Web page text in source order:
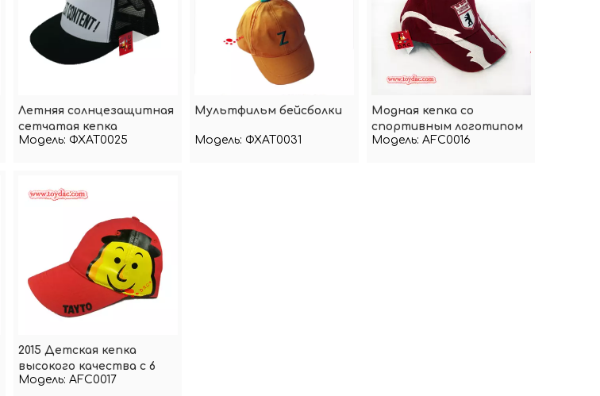
Летняя солнцезащитная
сетчатая кепка
Модель: ФХАТ0025
Мультфильм бейсболки
Модель: ФХАТ0031
Модная кепка со
спортивным логотипом
персиковой кожи из
Модель: AFC0016
2015 Детская кепка
высокого качества с 6
панелями
Модель: AFC0017